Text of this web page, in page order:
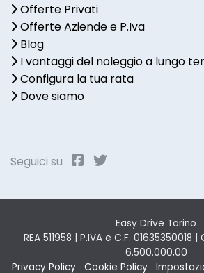
Offerte Privati
Offerte Aziende e P.Iva
Blog
I vantaggi del noleggio a lungo
Configura la tua rata
Dove siamo
Seguici su
Easy Drive Torino
REA 511958 | P.IVA e C.F.
6.500.000,00
Privacy Policy
Cookie Policy